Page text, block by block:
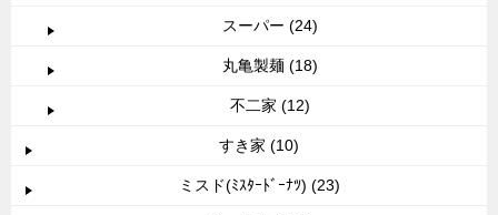
スーパー (24)
丸亀製麺 (18)
不二家 (12)
すき家 (10)
ミスド(ﾐｽﾀｰﾄﾞｰﾅﾂ) (23)